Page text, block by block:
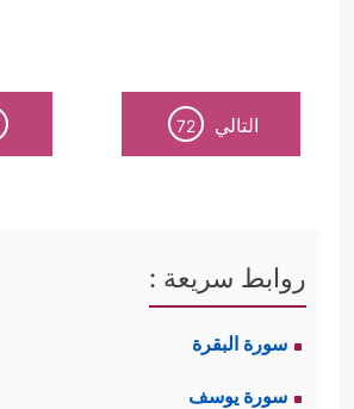
التالي 72
روابط سريعة :
سورة البقرة
سورة يوسف